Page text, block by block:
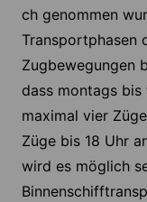
ch genommen
Transportphasen
Zugbewegungen
dass montags
maximal vier
Züge bis 18 Uhr
wird es möglich